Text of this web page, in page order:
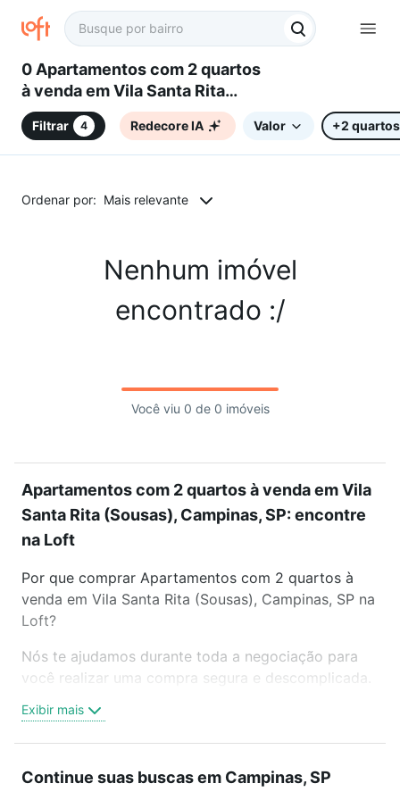
0 Apartamentos com 2 quartos
à venda em Vila Santa Rita
(Sousas), Campinas, SP
Filtrar 4 Redecore IA Valor +2 quartos
Ordenar por: Mais relevante
Nenhum imóvel
encontrado :/
Você viu 0 de 0 imóveis
Apartamentos com 2 quartos à venda em Vila
Santa Rita (Sousas), Campinas, SP: encontre
na Loft
Por que comprar Apartamentos com 2 quartos à
venda em Vila Santa Rita (Sousas), Campinas, SP na
Loft?
Nós te ajudamos durante toda a negociação para
você realizar uma compra segura e descomplicada.
trabalho e do metrô, aqui você vai encontrar a
oferta ideal de Apartamentos com 2 quartos à
para conquistar seu sonho. Agende uma visita
Exibir mais
Continue suas buscas em Campinas, SP